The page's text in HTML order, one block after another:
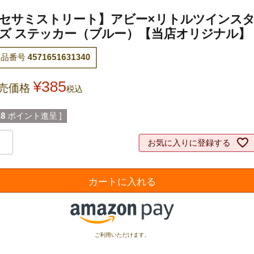
セサミストリート】アビー×リトルツインスタ
ステッカー（ブルー）【当店オリジナル】
番号 4571651631340
価格 ¥385税込
ポイント進呈 ]
お気に入りに登録する
カートに入れる
ご利用いただけます。